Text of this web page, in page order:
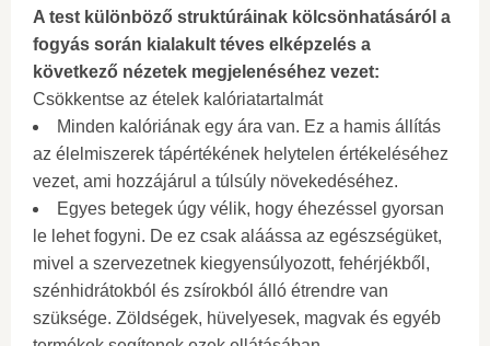
A test különböző struktúráinak kölcsönhatásáról a
fogyás során kialakult téves elképzelés a
következő nézetek megjelenéséhez vezet:
Csökkentse az ételek kalóriatartalmát
Minden kalóriának egy ára van. Ez a hamis állítás
az élelmiszerek tápértékének helytelen értékeléséhez
vezet, ami hozzájárul a túlsúly növekedéséhez.
Egyes betegek úgy vélik, hogy éhezéssel gyorsan
le lehet fogyni. De ez csak aláássa az egészségüket,
mivel a szervezetnek kiegyensúlyozott, fehérjékből,
szénhidrátokból és zsírokból álló étrendre van
szüksége. Zöldségek, hüvelyesek, magvak és egyéb